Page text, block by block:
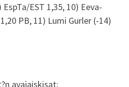
EST 1,35, 10) Eeva-
PB, 11) Lumi Gurler (-14)
avajaiskisat: